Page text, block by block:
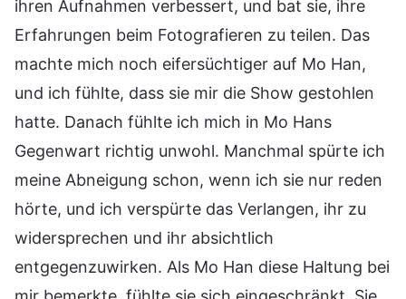
ihren Aufnahmen verbessert, und bat sie, ihre
Erfahrungen beim Fotografieren zu teilen. Das
machte mich noch eifersüchtiger auf Mo Han,
und ich fühlte, dass sie mir die Show gestohlen
hatte. Danach fühlte ich mich in Mo Hans
Gegenwart richtig unwohl. Manchmal spürte ich
meine Abneigung schon, wenn ich sie nur reden
hörte, und ich verspürte das Verlangen, ihr zu
widersprechen und ihr absichtlich
entgegenzuwirken. Als Mo Han diese Haltung bei